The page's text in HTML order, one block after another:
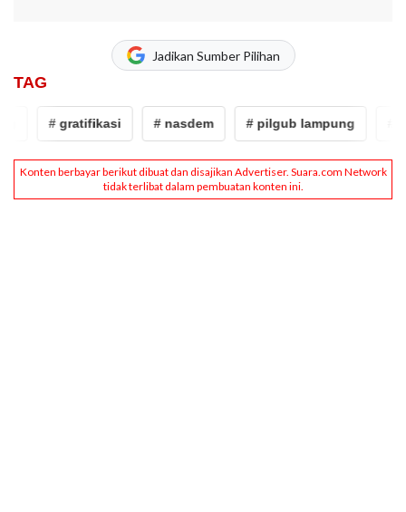
Jadikan Sumber Pilihan
TAG
# gratifikasi # nasdem # pilgub lampung